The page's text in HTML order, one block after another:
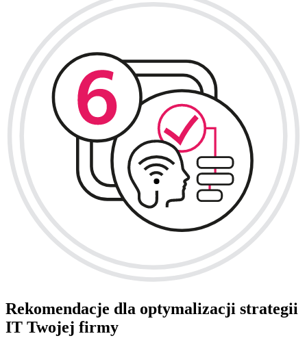
Rekomendacje dla optymalizacji strategii
IT Twojej firmy